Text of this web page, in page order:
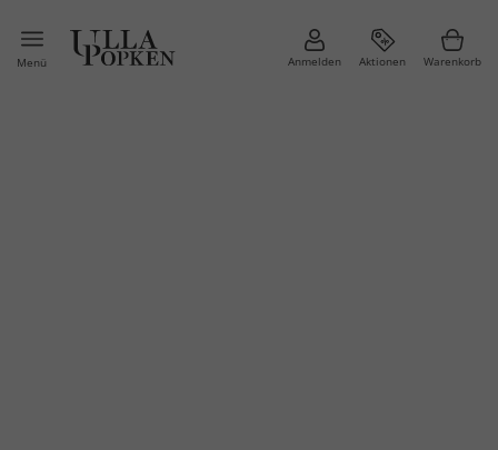
Menü Anmelden Aktionen Warenkorb